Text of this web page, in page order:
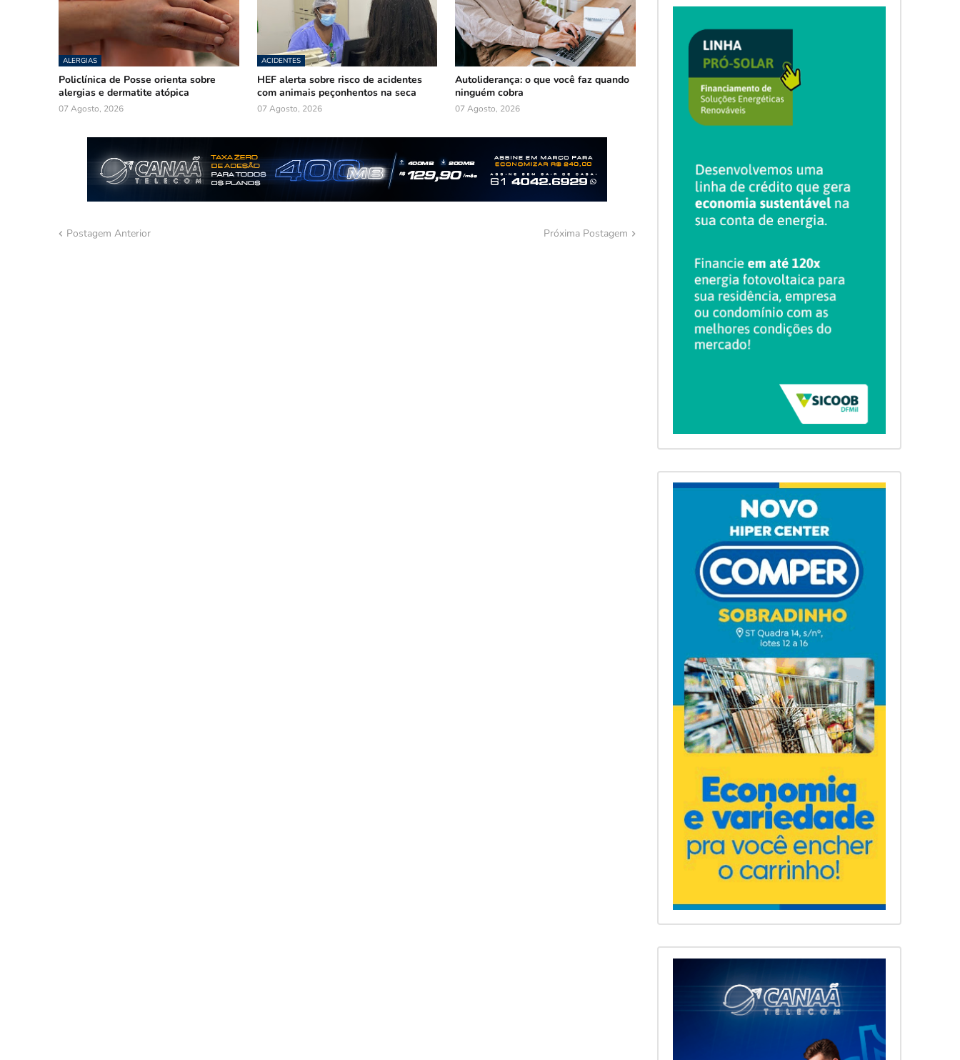
ALERGIAS
Policlínica de Posse orienta sobre
alergias e dermatite atópica
07 Agosto, 2026
ACIDENTES
HEF alerta sobre risco de acidentes
com animais peçonhentos na seca
07 Agosto, 2026
Autoliderança: o que você faz quando
ninguém cobra
07 Agosto, 2026
Postagem Anterior Próxima Postagem